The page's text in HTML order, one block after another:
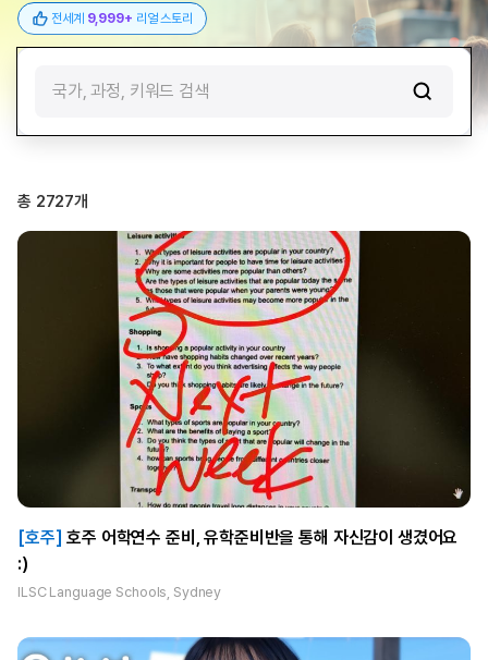
전세계 9,999+ 리얼 스토리
국가, 과정, 키워드 검색
총 2727개
[호주] 호주 어학연수 준비, 유학준비반을 통해 자신감이 생겼어요
:)
ILSC Language Schools, Sydney